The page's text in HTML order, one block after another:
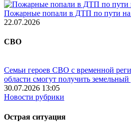
Пожарные попали в ДТП по пути на
22.07.2026
СВО
Семьи героев СВО с временной
области смогут получить земельный
30.07.2026 13:05
Новости рубрики
Острая ситуация